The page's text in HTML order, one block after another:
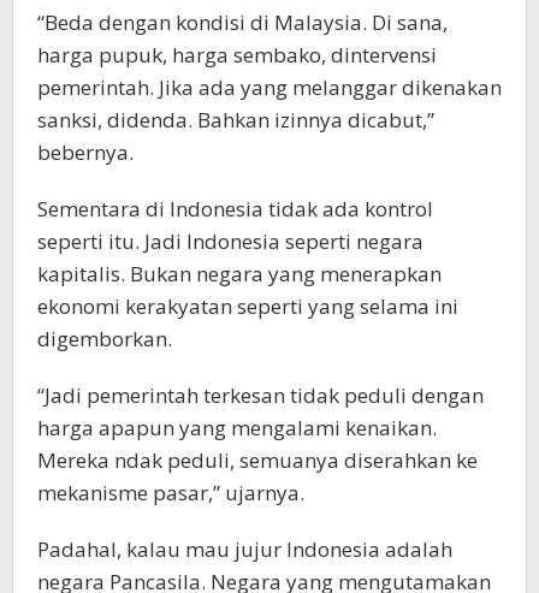
“Beda dengan kondisi di Malaysia. Di sana,
harga pupuk, harga sembako, dintervensi
pemerintah. Jika ada yang melanggar dikenakan
sanksi, didenda. Bahkan izinnya dicabut,”
bebernya.
Sementara di Indonesia tidak ada kontrol
seperti itu. Jadi Indonesia seperti negara
kapitalis. Bukan negara yang menerapkan
ekonomi kerakyatan seperti yang selama ini
digemborkan.
“Jadi pemerintah terkesan tidak peduli dengan
harga apapun yang mengalami kenaikan.
Mereka ndak peduli, semuanya diserahkan ke
mekanisme pasar,” ujarnya.
Padahal, kalau mau jujur Indonesia adalah
negara Pancasila. Negara yang mengutamakan